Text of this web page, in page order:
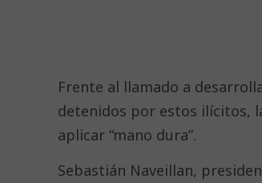
Frente al llamado a
detenidos por estos ilícitos,
aplicar “mano dura”.
Sebastián Naveillan,